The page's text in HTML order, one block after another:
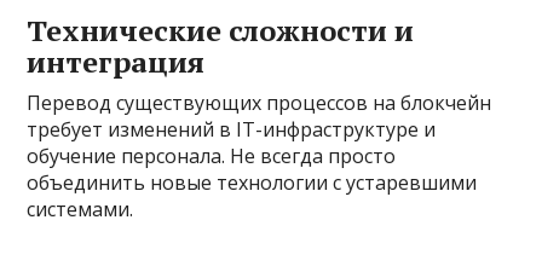
Технические сложности и
интеграция
Перевод существующих процессов на блокчейн
требует изменений в IT-инфраструктуре и
обучение персонала. Не всегда просто
объединить новые технологии с устаревшими
системами.